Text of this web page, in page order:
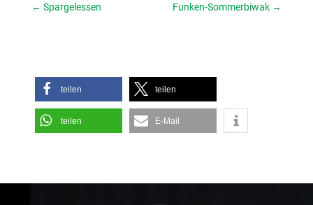
← Spargelessen Funken-Sommerbiwak →
teilen teilen
teilen E-Mail